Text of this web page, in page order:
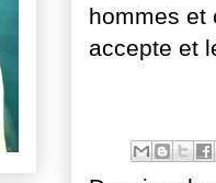
hommes et
accepte et